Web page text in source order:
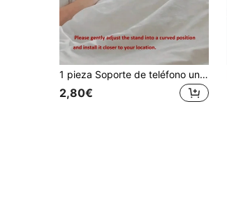
1 pieza Soporte de teléfono universal giratorio 360° ajustable con cuello de ganso, compatible con teléfonos de 4-7 pulgadas, con puerto de carga reservado, adecuado para sala de estar, dormitorio, cocina, baño y talla grande, también una opción de regalo perfecta
2,80€